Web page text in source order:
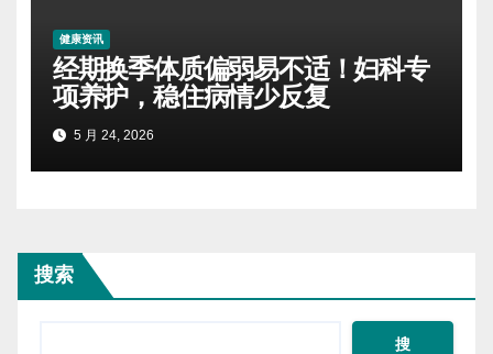
健康资讯
经期换季体质偏弱易不适！妇科专
项养护，稳住病情少反复
5 月 24, 2026
搜索
搜